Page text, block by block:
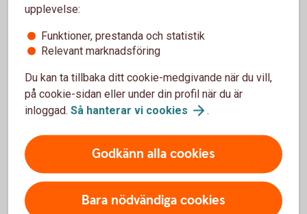
Konton och utbetalningar
Privatkonto
Anmäl konto till kontoregistret
upplevelse:
Funktioner, prestanda och statistik
Relevant marknadsföring
Du kan ta tillbaka ditt cookie-medgivande när du vill,
på cookie-sidan eller under din profil när du är
inloggad. Så hanterar vi cookies .
Godkänn alla cookies
Bara nödvändiga cookies